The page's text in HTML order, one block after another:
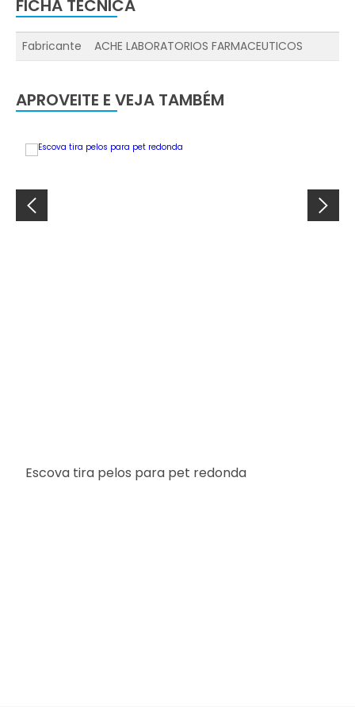
FICHA TÉCNICA
Fabricante ACHE LABORATORIOS FARMACEUTICOS
APROVEITE E VEJA TAMBÉM
Escova tira pelos para pet redonda